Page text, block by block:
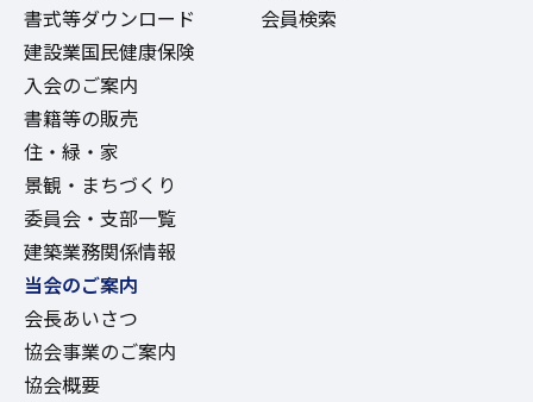
書式等ダウンロード
建設業国民健康保険
入会のご案内
書籍等の販売
住・緑・家
景観・まちづくり
委員会・支部一覧
建築業務関係情報
会員検索
当会のご案内
会長あいさつ
協会事業のご案内
協会概要